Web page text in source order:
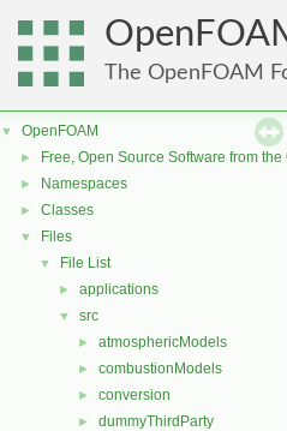
The OpenFOAM
▼ OpenFOAM
► Free, Open Source Software from the
► Namespaces
► Classes
▼ Files
▼ File List
► applications
▼ src
► atmosphericModels
► combustionModels
► conversion
► dummyThirdParty